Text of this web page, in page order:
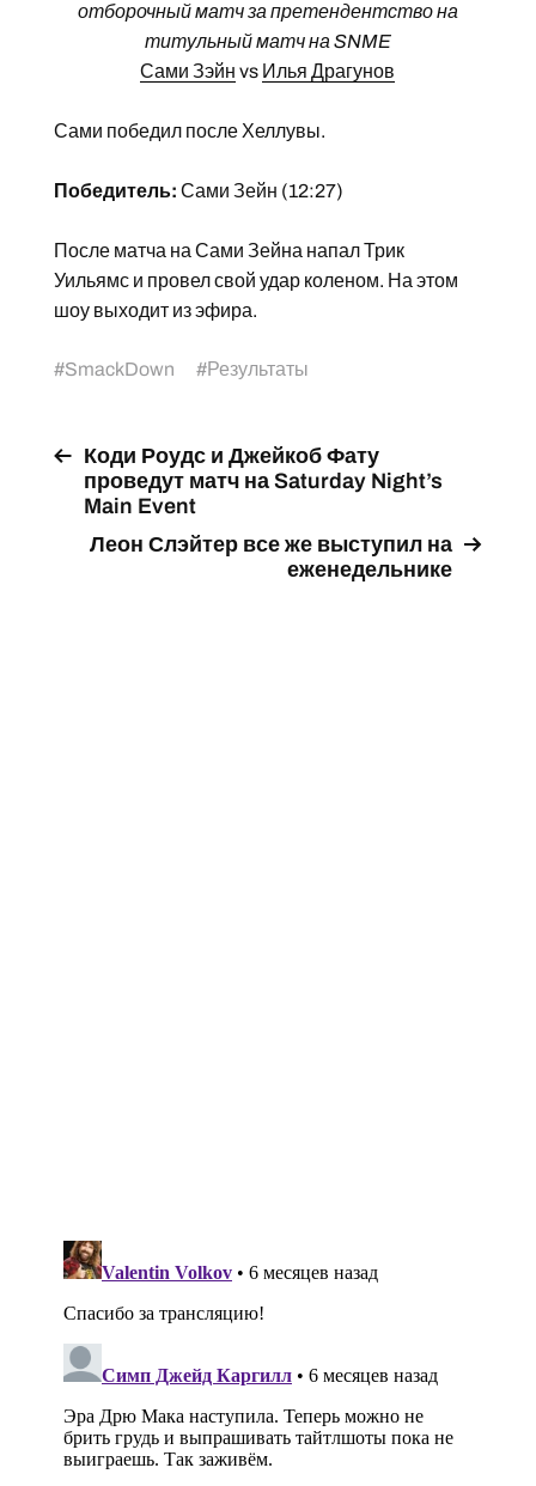
отборочный матч за претендентство на
титульный матч на SNME
Сами Зэйн vs Илья Драгунов
Сами победил после Хеллувы.
Победитель: Сами Зейн (12:27)
После матча на Сами Зейна напал Трик
Уильямс и провел свой удар коленом. На этом
шоу выходит из эфира.
#SmackDown #Результаты
Коди Роудс и Джейкоб Фату
проведут матч на Saturday Night’s
Main Event
Леон Слэйтер все же выступил на
еженедельнике